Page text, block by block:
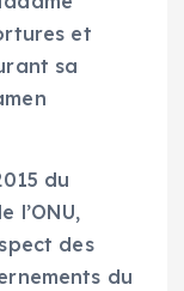
et
sa
du
l’ONU,
des
du